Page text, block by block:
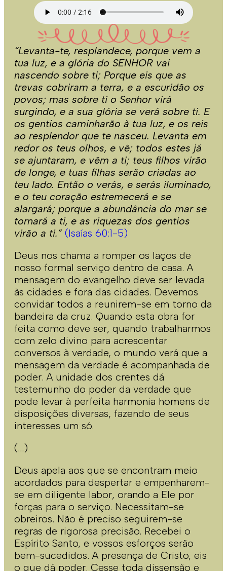
“Levanta-te, resplandece, porque vem a
tua luz, e a glória do SENHOR vai
nascendo sobre ti; Porque eis que as
trevas cobriram a terra, e a escuridão os
povos; mas sobre ti o Senhor virá
surgindo, e a sua glória se verá sobre ti. E
os gentios caminharão à tua luz, e os reis
ao resplendor que te nasceu. Levanta em
redor os teus olhos, e vê; todos estes já
se ajuntaram, e vêm a ti; teus filhos virão
de longe, e tuas filhas serão criadas ao
teu lado. Então o verás, e serás iluminado,
e o teu coração estremecerá e se
alargará; porque a abundância do mar se
tornará a ti, e as riquezas dos gentios
virão a ti.” (Isaías 60:1-5)
Deus nos chama a romper os laços de
nosso formal serviço dentro de casa. A
mensagem do evangelho deve ser levada
às cidades e fora das cidades. Devemos
convidar todos a reunirem-se em torno da
bandeira da cruz. Quando esta obra for
feita como deve ser, quando trabalharmos
com zelo divino para acrescentar
conversos à verdade, o mundo verá que a
mensagem da verdade é acompanhada de
poder. A unidade dos crentes dá
testemunho do poder da verdade que
pode levar à perfeita harmonia homens de
disposições diversas, fazendo de seus
interesses um só.
(…)
Deus apela aos que se encontram meio
acordados para despertar e empenharem-
se em diligente labor, orando a Ele por
forças para o serviço. Necessitam-se
obreiros. Não é preciso seguirem-se
regras de rigorosa precisão. Recebei o
Espírito Santo, e vossos esforços serão
bem-sucedidos. A presença de Cristo, eis
o que dá poder. Cesse toda dissensão e